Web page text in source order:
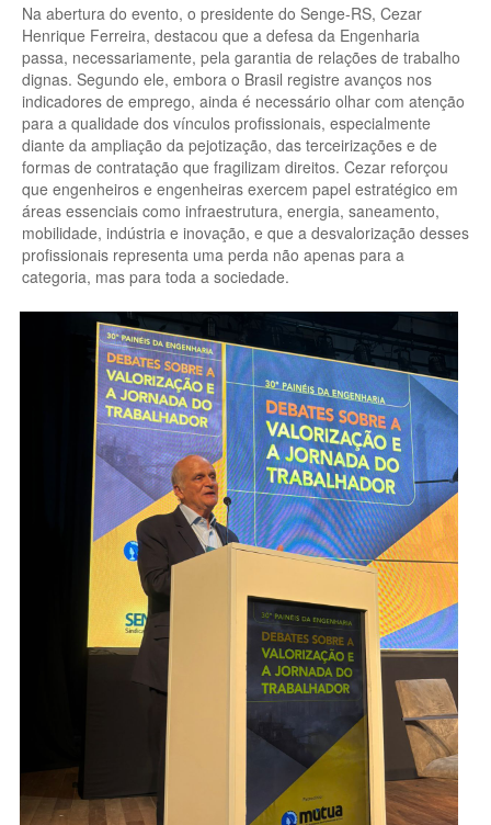
Na abertura do evento, o presidente do Senge-RS, Cezar
Henrique Ferreira, destacou que a defesa da Engenharia
passa, necessariamente, pela garantia de relações de trabalho
dignas. Segundo ele, embora o Brasil registre avanços nos
indicadores de emprego, ainda é necessário olhar com atenção
para a qualidade dos vínculos profissionais, especialmente
diante da ampliação da pejotização, das terceirizações e de
formas de contratação que fragilizam direitos. Cezar reforçou
que engenheiros e engenheiras exercem papel estratégico em
áreas essenciais como infraestrutura, energia, saneamento,
mobilidade, indústria e inovação, e que a desvalorização desses
profissionais representa uma perda não apenas para a
categoria, mas para toda a sociedade.